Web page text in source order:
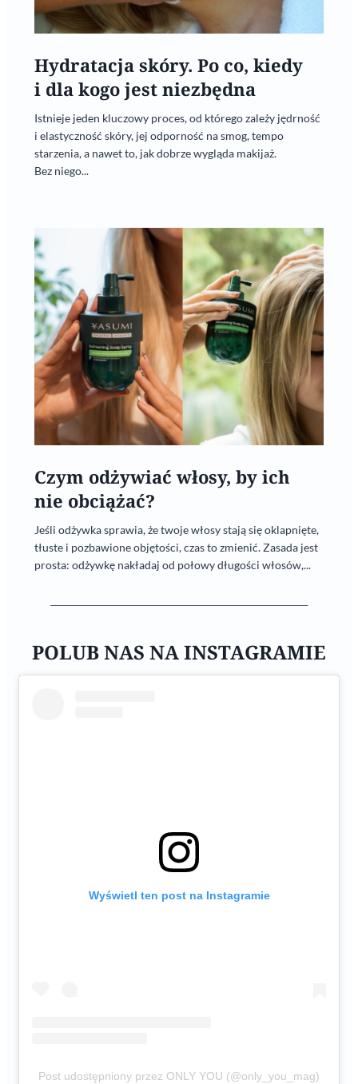
Hydratacja skóry. Po co, kiedy
i dla kogo jest niezbędna
Istnieje jeden kluczowy proces, od którego zależy jędrność
i elastyczność skóry, jej odporność na smog, tempo
starzenia, a nawet to, jak dobrze wygląda makijaż.
Bez niego...
Czym odżywiać włosy, by ich
nie obciążać?
Jeśli odżywka sprawia, że twoje włosy stają się oklapnięte,
tłuste i pozbawione objętości, czas to zmienić. Zasada jest
prosta: odżywkę nakładaj od połowy długości włosów,...
POLUB NAS NA INSTAGRAMIE
Wyświetl ten post na Instagramie
Post udostępniony przez ONLY YOU (@only_you_mag)